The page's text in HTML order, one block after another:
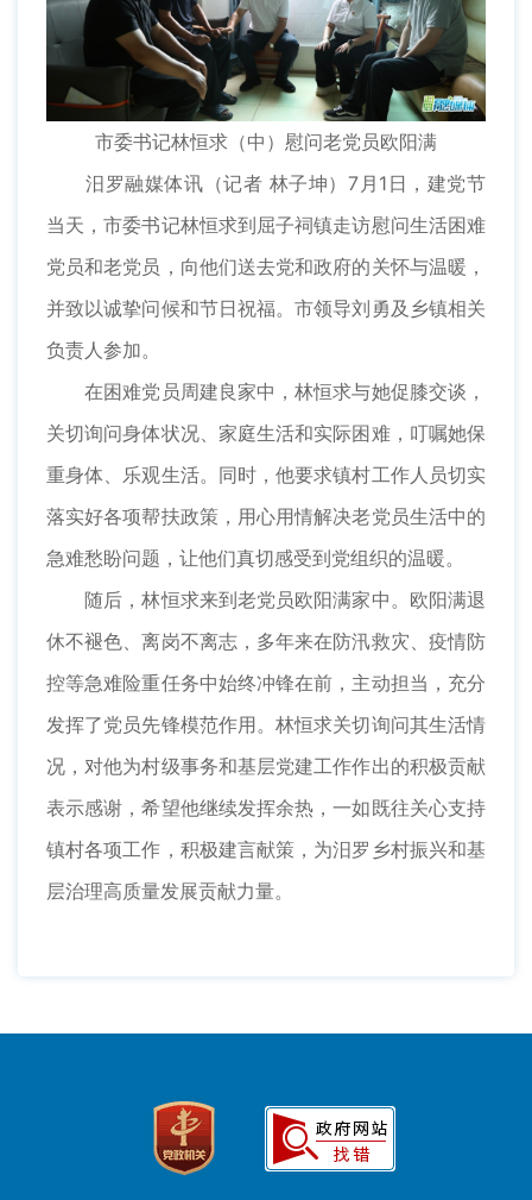
市委书记林恒求（中）慰问老党员欧阳满
汨罗融媒体讯（记者 林子坤）7月1日，建党节
当天，市委书记林恒求到屈子祠镇走访慰问生活困难
党员和老党员，向他们送去党和政府的关怀与温暖，
并致以诚挚问候和节日祝福。市领导刘勇及乡镇相关
负责人参加。
在困难党员周建良家中，林恒求与她促膝交谈，
关切询问身体状况、家庭生活和实际困难，叮嘱她保
重身体、乐观生活。同时，他要求镇村工作人员切实
落实好各项帮扶政策，用心用情解决老党员生活中的
急难愁盼问题，让他们真切感受到党组织的温暖。
随后，林恒求来到老党员欧阳满家中。欧阳满退
休不褪色、离岗不离志，多年来在防汛救灾、疫情防
控等急难险重任务中始终冲锋在前，主动担当，充分
发挥了党员先锋模范作用。林恒求关切询问其生活情
况，对他为村级事务和基层党建工作作出的积极贡献
表示感谢，希望他继续发挥余热，一如既往关心支持
镇村各项工作，积极建言献策，为汨罗乡村振兴和基
层治理高质量发展贡献力量。